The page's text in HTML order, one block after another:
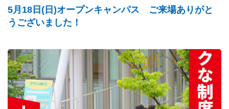
5月18日(日)オープンキャンパス ご来場ありがと
うございました！